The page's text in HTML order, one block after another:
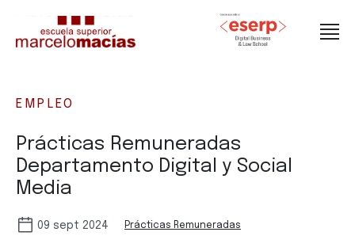
EMPLEO
Prácticas Remuneradas
Departamento Digital y Social
Media
09 sept 2024 Prácticas Remuneradas